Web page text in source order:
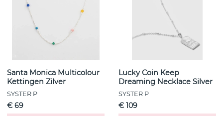
Santa Monica Multicolour
Kettingen Zilver
SYSTER P
€ 69
Lucky Coin Keep
Dreaming Necklace Silver
SYSTER P
€ 109